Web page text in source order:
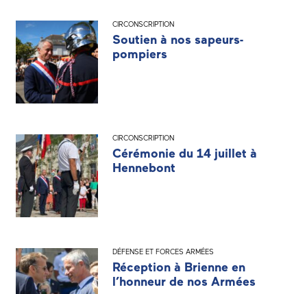
CIRCONSCRIPTION
Soutien à nos sapeurs-
pompiers
CIRCONSCRIPTION
Cérémonie du 14 juillet à
Hennebont
DÉFENSE ET FORCES ARMÉES
Réception à Brienne en
l’honneur de nos Armées